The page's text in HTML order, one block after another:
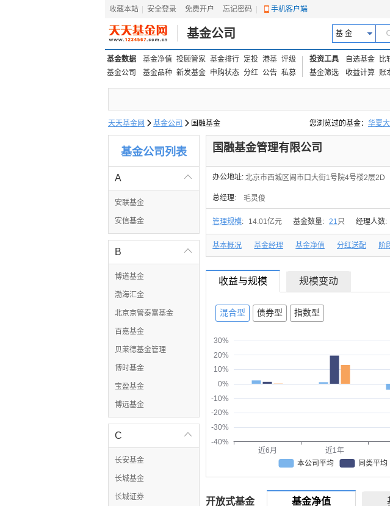
收藏本站 安全登录 免费开户 忘记密码 手机客户端
基金公司 基 金
基金数据 基金净值 投顾管家 基金排行 定投 港基 评级
基金公司
基金品种 新发基金 申购状态 分红 公告 私募
投资工具 自选基金
比
基金筛选
收益计算 账
天天基金网  基金公司  国融基金 您浏览过的基金： 华夏
易方达上证中盘ETF联接A
基金公司列表

A
安联基金
安信基金

B
博道基金
渤海汇金
北京京管泰富基金
百嘉基金
贝莱德基金管理
博时基金
宝盈基金
博远基金

C
长安基金
长城基金
长城证券
国融基金管理有限公司
办公地址: 北京市西城区闹市口大街1号院4号楼2层2D
总经理: 毛灵俊
管理规模: 14.01亿元 基金数量: 21只 经理人数:
基本概况 基金经理 基金净值 分红送配 阶
收益与规模 规模变动
混合型 债券型 指数型
-40%
-30%
-20%
-10%
0%
10%
20%
30%
近6月 近1年
本公司平均
同类平均
开放式基金 基金净值